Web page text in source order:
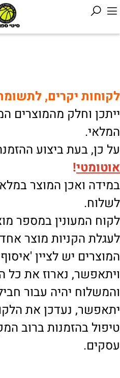
לקוחות יקרים,
ייתכן וחלק מהמוצרים
המלאי.
על כן, בעת ביצוע
אוטומטי!
במידה ואכן המוצר
לשלוח.
לקוח המעונין במספר
לעגלת הקניות מוצר
המוצרים יש לציין
ויתאפשר, נארוז את כל
והמשלוח יהיה עבור
יתאפשר, נעדכן את
עסקים.